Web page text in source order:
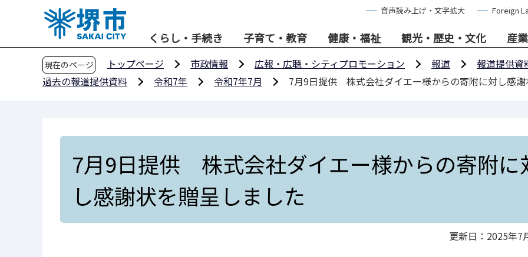
音声読み上げ・文字拡大 Foreign
くらし・手続き 子育て・教育 健康・福祉 観光・歴史・文化 産
現在のページ トップページ 市政情報 広報・広聴・シティプロモーション 報道
報道提供資
過去の報道提供資料
令和7年 令和7年7月 7月9日提供 株式会社ダイエー様からの寄附に対し感
7月9日提供 株式会社ダイエー様からの寄附に
し感謝状を贈呈しました
更新日：2025年7